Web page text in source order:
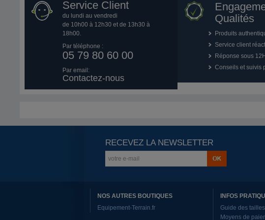
Service Client
du lundi au vendredi
de 10h00 à 12h30 et de 13h30 à
18h00.
Par téléphone :
05 79 80 60 00
Par email:
Contactez-nous
Qualités
Produits
Service client
Réponse sous
Conseils et suivis
RECEVEZ LA NEWSLETTER
NOS AUTRES BOUTIQUES
Equipement-Terrain.fr
INFOS
Guide des tailles
Moyens de